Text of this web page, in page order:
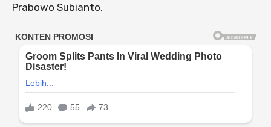
Prabowo Subianto.